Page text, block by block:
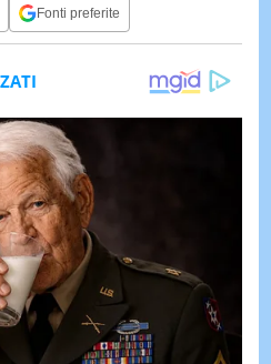
Fonti preferite